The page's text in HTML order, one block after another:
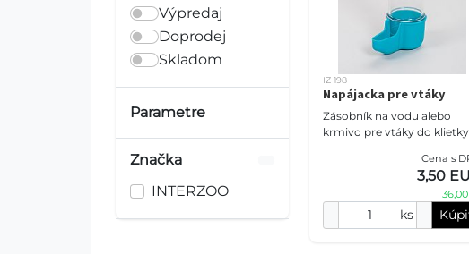
Výpredaj
Doprodej
Skladom
Parametre
Značka
INTERZOO
IZ 198
Napájacka pre vtáky
Zásobník na vodu alebo
krmivo pre vtáky do
Cena s
3,50
ks